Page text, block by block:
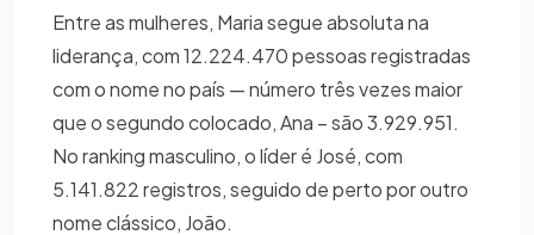
Entre as mulheres, Maria segue absoluta na
liderança, com 12.224.470 pessoas registradas
com o nome no país — número três vezes maior
que o segundo colocado, Ana – são 3.929.951.
No ranking masculino, o líder é José, com
5.141.822 registros, seguido de perto por outro
nome clássico, João.